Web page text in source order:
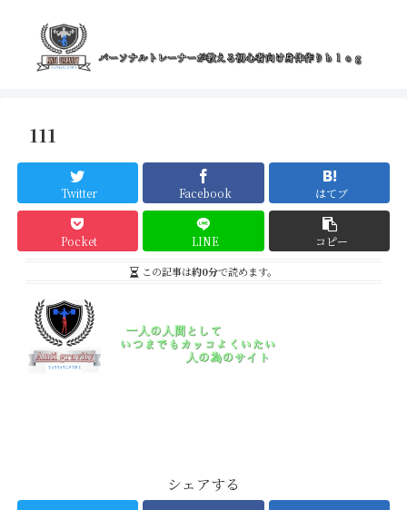
111
Twitter Facebook はてブ
Pocket LINE コピー
この記事は約0分で読めます。
シェアする